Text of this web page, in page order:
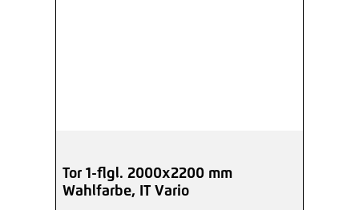
Tor 1-flgl. 2000x2200 mm
Wahlfarbe, IT Vario